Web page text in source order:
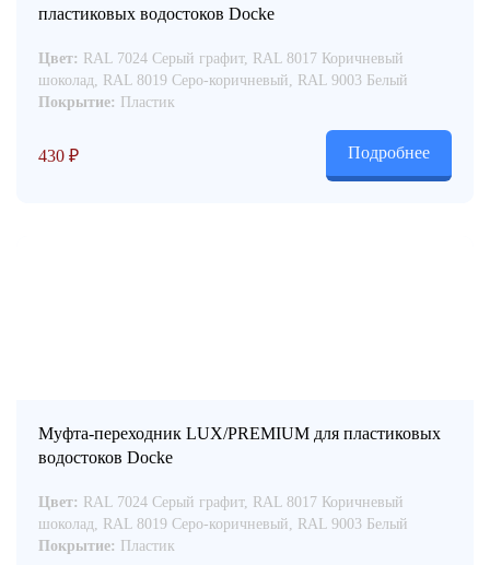
пластиковых водостоков Docke
Цвет: RAL 7024 Серый графит, RAL 8017 Коричневый
шоколад, RAL 8019 Серо-коричневый, RAL 9003 Белый
Покрытие: Пластик
430 ₽ Подробнее
Муфта-переходник LUX/PREMIUM для пластиковых
водостоков Docke
Цвет: RAL 7024 Серый графит, RAL 8017 Коричневый
шоколад, RAL 8019 Серо-коричневый, RAL 9003 Белый
Покрытие: Пластик